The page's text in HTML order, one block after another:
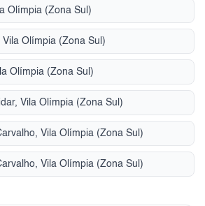
Olímpia (Zona Sul)
Vila Olímpia (Zona Sul)
Olímpia (Zona Sul)
Vila Olímpia (Zona Sul)
Vila Olímpia (Zona Sul)
Vila Olímpia (Zona Sul)